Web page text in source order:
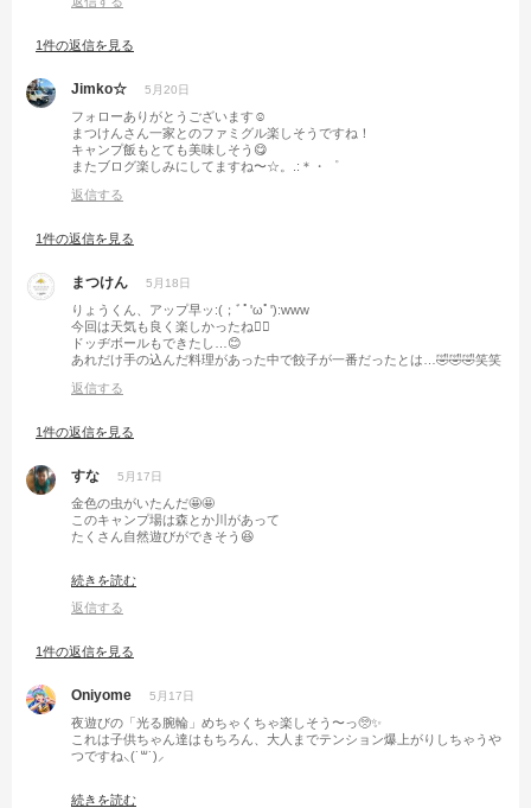
1件の返信を見る
Jimko☆ 5月20日
フォローありがとうございます☺️
まつけんさん一家とのファミグル楽しそうですね！
キャンプ飯もとても美味しそう😋
またブログ楽しみにしてますね〜☆。.:＊・゜
返信する
1件の返信を見る
まつけん 5月18日
りょうくん、アップ早ッ:(；ﾞﾟ'ωﾟ'):www
今回は天気も良く楽しかったね🙋‍♂️
ドッヂボールもできたし…😊
あれだけ手の込んだ料理があった中で餃子が一番だったとは…🤣🤣🤣笑笑
返信する
1件の返信を見る
すな 5月17日
金色の虫がいたんだ🤩🤩
このキャンプ場は森とか川があって
たくさん自然遊びができそう😆
続きを読む
返信する
1件の返信を見る
Oniyome 5月17日
夜遊びの「光る腕輪」めちゃくちゃ楽しそう〜っ🥺✨
これは子供ちゃん達はもちろん、大人までテンション爆上がりしちゃうや
つですね⸜(˙꒳˙)⸝
続きを読む